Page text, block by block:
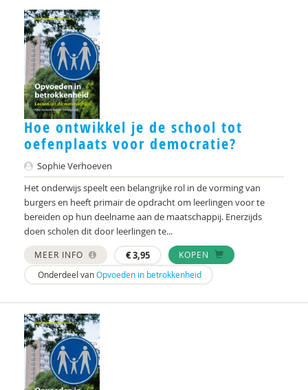
Gerdien Bertram-Troost
Catherine van Beuningen
Ine Beyens
Lonneke Bierhoff
Gert Biesta
Henriëtte Boersma
Jan Boessenkool
Eveline Bogers
Denise Bontje
Marianne Boogaard
Nanne Boonstra
Annelies Borst,
Anne Bos
M. Braaksma
Hoe ontwikkel je de school tot
oefenplaats voor democratie?
Sophie Verhoeven
Het onderwijs speelt een belangrijke rol in de vorming van
burgers en heeft primair de opdracht om leerlingen voor te
bereiden op hun deelname aan de maatschappij. Enerzijds
doen scholen dit door leerlingen te...
MEER INFO €3,95
KOPEN
Onderdeel vanOpvoeden in betrokkenheid